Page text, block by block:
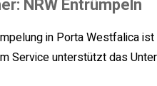
NRW Entrümpeln
in Porta Westfalica ist
Service unterstützt das